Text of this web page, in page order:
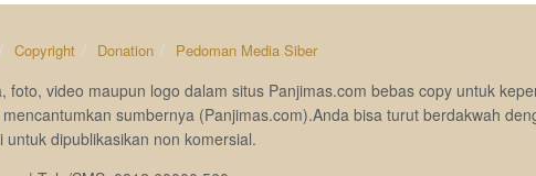
Copyright Donation Pedoman Media Siber
foto, video maupun logo dalam situs Panjimas.com bebas copy untuk
sumbernya (Panjimas.com).Anda bisa turut berdakwah
dipublikasikan non komersial.